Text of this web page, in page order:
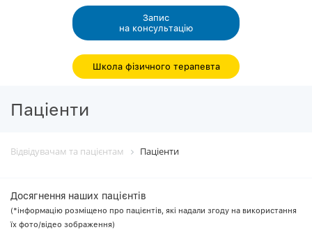
Запис
на консультацiю
Школа фізичного терапевта
Пацiенти
Відвідувачам та пацієнтам Пацiенти
Досягнення наших пацієнтів
(*інформацію розміщено про пацієнтів, які надали згоду на використання
їх фото/відео зображення)